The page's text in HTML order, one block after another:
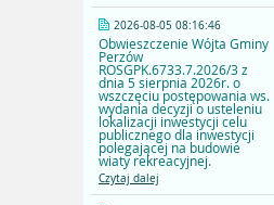
2026-08-05 08:16:46
Obwieszczenie Wójta Gminy
Perzów
ROSGPK.6733.7.2026/3 z
dnia 5 sierpnia 2026r. o
wszczęciu postępowania ws.
wydania decyzji o usteleniu
lokalizacji inwestycji celu
publicznego dla inwestycji
polegającej na budowie
wiaty rekreacyjnej.
Czytaj dalej